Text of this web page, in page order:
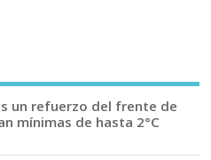
un refuerzo del frente de
mínimas de hasta 2°C